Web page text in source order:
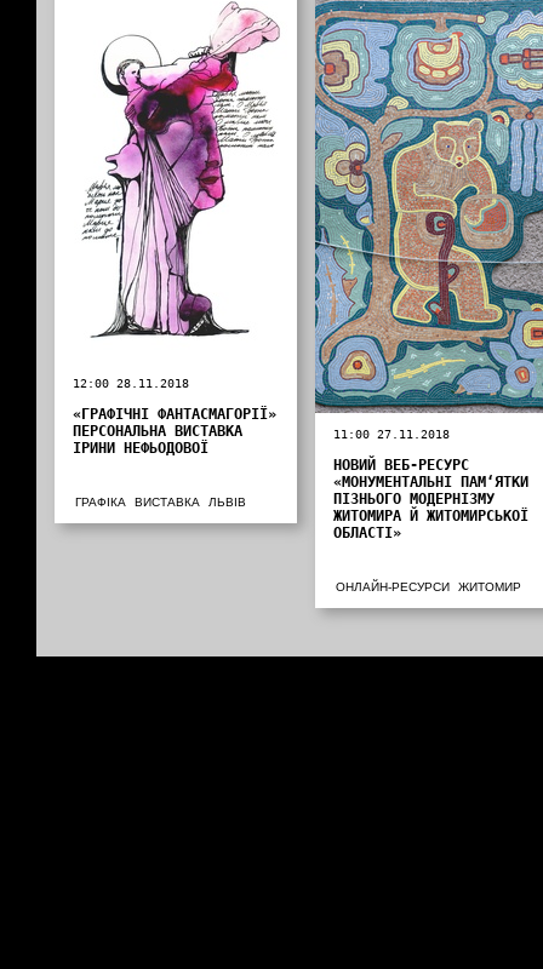
12:00 28.11.2018
«ГРАФІЧНІ ФАНТАСМАГОРІЇ»
ПЕРСОНАЛЬНА ВИСТАВКА
ІРИНИ НЕФЬОДОВОЇ
ГРАФІКА ВИСТАВКА ЛЬВІВ
11:00 27.11.2018
НОВИЙ ВЕБ-РЕСУРС
«МОНУМЕНТАЛЬНІ ПАМ‘ЯТКИ
ПІЗНЬОГО МОДЕРНІЗМУ
ЖИТОМИРА Й ЖИТОМИРСЬКОЇ
ОБЛАСТІ»
ОНЛАЙН-РЕСУРСИ ЖИТОМИР